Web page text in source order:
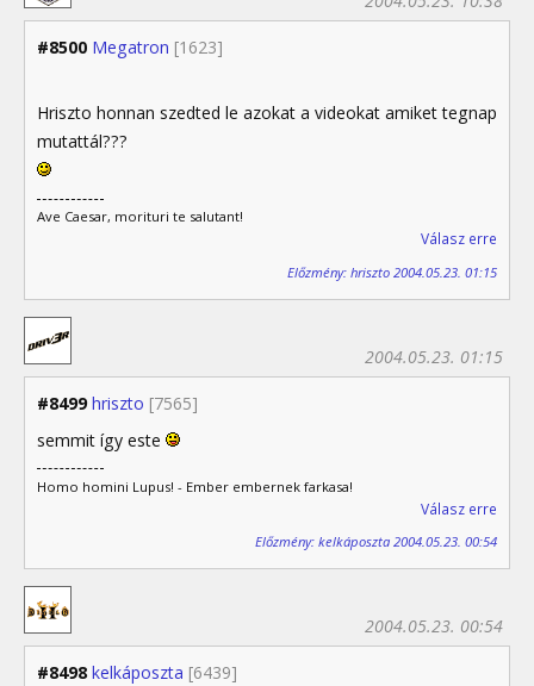
#8500 Megatron [1623]
Hriszto honnan szedted le azokat a videokat amiket tegnap
mutattál???
Ave Caesar, morituri te salutant!
Válasz erre
Előzmény: hriszto 2004.05.23. 01:15
#8499 hriszto [7565]
2004.05.23. 01:15
semmit így este
Homo homini Lupus! - Ember embernek farkasa!
Válasz erre
Előzmény: kelkáposzta 2004.05.23. 00:54
#8498 kelkáposzta [6439]
2004.05.23. 00:54